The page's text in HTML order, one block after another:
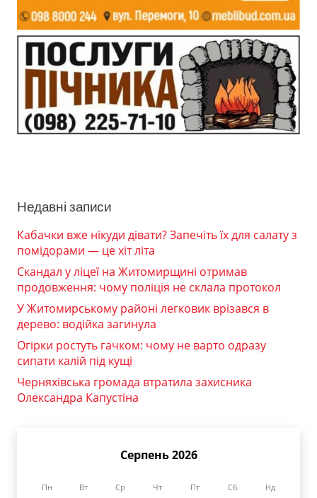
Недавні записи
Кабачки вже нікуди дівати? Запечіть їх для салату з
помідорами — це хіт літа
Скандал у ліцеї на Житомирщині отримав
продовження: чому поліція не склала протокол
У Житомирському районі легковик врізався в
дерево: водійка загинула
Огірки ростуть гачком: чому не варто одразу
сипати калій під кущі
Черняхівська громада втратила захисника
Олександра Капустіна
Серпень 2026
Пн Вт Ср Чт Пт Сб Нд